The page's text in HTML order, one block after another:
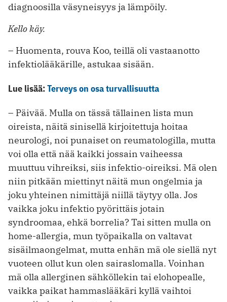
diagnoosilla väsyneisyys ja lämpöily.
Kello käy.
– Huomenta, rouva Koo, teillä oli vastaanotto
infektiolääkärille, astukaa sisään.
Lue lisää:Terveys on osa turvallisuutta
– Päivää. Mulla on tässä tällainen lista mun
oireista, näitä sinisellä kirjoitettuja hoitaa
neurologi, noi punaiset on reumatologilla, mutta
voi olla että nää kaikki jossain vaiheessa
muuttuu vihreiksi, siis infektio-oireiksi. Mä olen
niin pitkään miettinyt näitä mun ongelmia ja
joku yhteinen nimittäjä niillä täytyy olla. Jos
vaikka joku infektio pyörittäis jotain
syndroomaa, ehkä borrelia? Tai sitten mulla on
home-allergia, mun työpaikalla on valtavat
sisäilmaongelmat, mutta enhän mä ole siellä nyt
vuoteen ollut kun olen sairaslomalla. Voinhan
mä olla allerginen sähköllekin tai elohopealle,
vaikka paikat hammaslääkäri kyllä vaihtoi